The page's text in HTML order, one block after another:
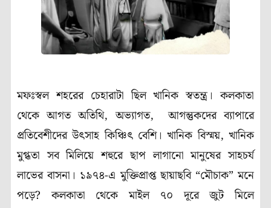
মফঃস্বল শহরের চেহারাটা ছিল খানিক স্বতন্ত্র। কলকাতা
থেকে আগত অতিথি, অভ্যাগত, আগন্তুকদের ব্যাপারে
প্রতিবেশীদের উৎসাহ কিঞ্চিৎ বেশি। খানিক বিস্ময়, খানিক
মুগ্ধতা সব মিলিয়ে শহুরে ছাপ লাগানো মানুষের সাহচর্য
লাভের বাসনা। ১৯৭৪-এ মুক্তিপ্রাপ্ত ছায়াছবি “মৌচাক” মনে
পড়ে? কলকাতা থেকে মাইল ৭০ দূরে জুট মিলে